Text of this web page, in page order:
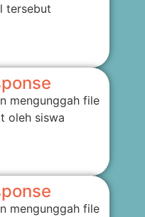
tersebut
mengunggah file
oleh siswa
mengunggah file